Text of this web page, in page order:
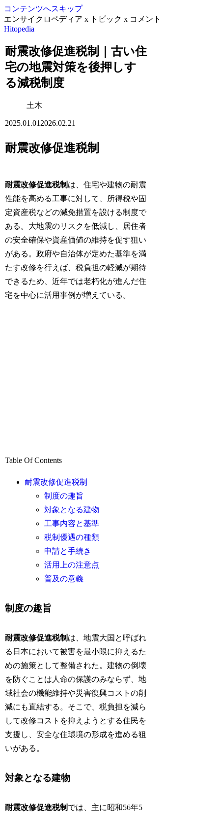
コンテンツへスキップ
エンサイクロペディア x トピック x コメント
Hitopedia
耐震改修促進税制｜古い住
宅の地震対策を後押しす
る減税制度
土木
2025.01.01 2026.02.21
耐震改修促進税制
耐震改修促進税制 は、住宅や建物の耐震
性能を高める工事に対して、所得税や固
定資産税などの減免措置を設ける制度で
ある。大地震のリスクを低減し、居住者
の安全確保や資産価値の維持を促す狙い
がある。政府や自治体が定めた基準を満
たす改修を行えば、税負担の軽減が期待
できるため、近年では老朽化が進んだ住
宅を中心に活用事例が増えている。
Table Of Contents
耐震改修促進税制
制度の趣旨
対象となる建物
工事内容と基準
税制優遇の種類
申請と手続き
活用上の注意点
普及の意義
制度の趣旨
耐震改修促進税制 は、地震大国と呼ばれ
る日本において被害を最小限に抑えるた
めの施策として整備された。建物の倒壊
を防ぐことは人命の保護のみならず、地
域社会の機能維持や災害復興コストの削
減にも直結する。そこで、税負担を減ら
して改修コストを抑えようとする住民を
支援し、安全な住環境の形成を進める狙
いがある。
対象となる建物
耐震改修促進税制 では、主に昭和56年5